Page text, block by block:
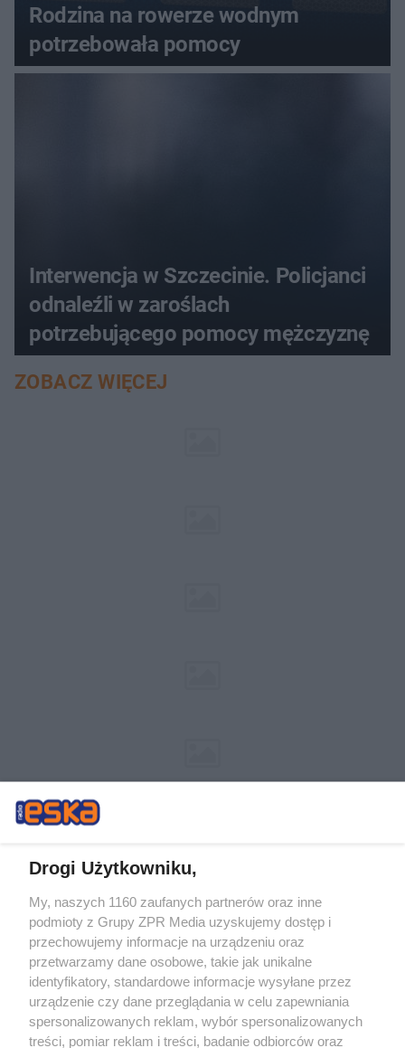
Rodzina na rowerze wodnym
potrzebowała pomocy
Interwencja w Szczecinie. Policjanci
odnaleźli w zaroślach
potrzebującego pomocy mężczyznę
ZOBACZ WIĘCEJ
Żaden utwór zamieszczony w serwisie nie może być powielany i
rozpowszechniany lub dalej rozpowszechniany w jakikolwiek sposób (w
tym także elektroniczny lub mechaniczny) na jakimkolwiek polu
eksploatacji w jakiejkolwiek formie, włącznie z umieszczaniem w Internecie
bez pisemnej zgody właściciela praw. Jakiekolwiek użycie lub
wykorzystanie utworów w całości lub w części z naruszeniem prawa, tzn.
bez właściwej zgody, jest zabronione pod groźbą kary i może być ścigane
prawnie.
Drogi Użytkowniku,
My, naszych 1160 zaufanych partnerów oraz inne
podmioty z Grupy ZPR Media uzyskujemy dostęp i
przechowujemy informacje na urządzeniu oraz
przetwarzamy dane osobowe, takie jak unikalne
identyfikatory, standardowe informacje wysyłane przez
urządzenie czy dane przeglądania w celu zapewniania
spersonalizowanych reklam, wybór spersonalizowanych
treści, pomiar reklam i treści, badanie odbiorców oraz